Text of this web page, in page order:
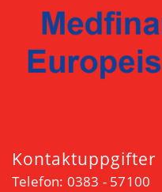
Kontaktuppgifter
Telefon: 0383 - 57100